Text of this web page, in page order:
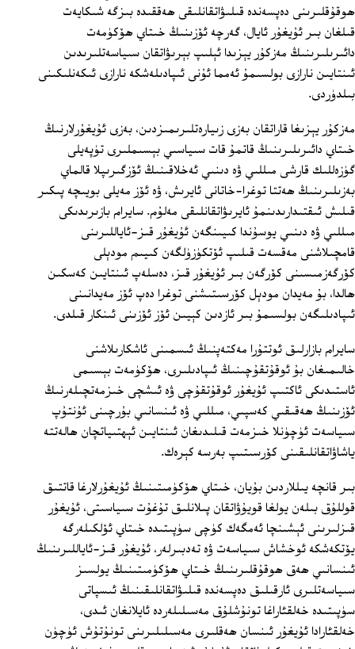
ھوقۇقلىرىنى دەپسەندە قىلىۋاتقانلىقى ھەققىدە بىزگە شىكايەت
قىلغان بىر ئۇيغۇر ئايال، گەرچە ئۆزىنىڭ خىتاي ھۆكۈمەت
دائىرىلىرىنىڭ مەزكۇر يېزىدا ئېلىپ بېرىۋاتقان سىياسەتلىرىدىن
ئىنتايىن نارازى بولسىمۇ ئەمما ئۇنى ئىپادىلەشكە نارازى ئىكەنلىكىنى
بىلدۈردى.
مەزكۇر يېزىغا قاراتقان بەزى زىيارەتلىرىمىزدىن، بەزى ئۇيغۇرلارنىڭ
خىتاي دائىرىلىرىنىڭ قاتمۇ قات سىياسىي بېسىملىرى تۈپەيلى
گۈزەللىك قارشى مىللىي ۋە دىنىي ئەخلاقىنىڭ ئۆزگىرىپلا قالماي
بەزىلىرىنىڭ ھەتتا توغرا-خاتانى ئايرىش، ۋە ئۆز مەيلى بويىچە پىكىر
قىلىش ئىقتىدارىدىنمۇ ئايرىۋاتقانلىقى مەلۇم. سايرام بازىرىدىكى
مىللىي ۋە دىنىي يوسۇندا كىيىنگەن ئۇيغۇر قىز-ئاياللىرىنى
قامچىلاشنى مەقسەت قىلىپ ئۆتكۈزۈلگەن كىيىم مودېلى
كۆرگەزمىسىنى كۆرگەن بىر ئۇيغۇر قىز، دەسلەپ ئىنتايىن كەسكىن
ھالدا، بۇ مەيدان مودېل كۆرسىتىشنى توغرا دەپ ئۆز مەيدانىنى
ئىپادىلىگەن بولسىمۇ بىر ئازدىن كېيىن ئۆز ئۆزىنى ئىنكار قىلدى.
سايرام بازارلىق ئوتتۇرا مەكتەپنىڭ ئىسمىنى ئاشكارىلاشنى
خالىمىغان بۇ ئوقۇتقۇچىنىڭ ئىپادىلىرى، ھۆكۈمەت بېسىمى
ئاستىدىكى ئاكتىپ ئۇيغۇر ئوقۇتقۇچى ۋە ئىشچى خىزمەتچىلەرنىڭ
ئۆزىنىڭ ھەقىقىي كەسپىي، مىللىي ۋە ئىنسانىي بۇرچىنى ئۇنتۇپ
سىياسەت ئۈچۈنلا خىزمەت قىلىدىغان ئىنتايىن ئېھتىياتچان ھالەتتە
ياشاۋاتقانلىقىنى كۆرسىتىپ بەرسە كېرەك.
بىر قانچە يىللاردىن بۇيان، خىتاي ھۆكۈمىتىنىڭ ئۇيغۇرلارغا قاتتىق
قوللۇق بىلەن يولغا قويۇۋاتقان پىلانلىق تۇغۇت سىياسىتى، ئۇيغۇر
قىزلىرىنى ئېشىنچا ئەمگەك كۈچى سۈپىتىدە خىتاي ئۆلكىلەرگە
يۆتكەشكە ئوخشاش سىياسەت ۋە تەدبىرلەر، ئۇيغۇر قىز-ئاياللىرىنىڭ
ئىنسانىي ھەق ھوقۇقلىرىنىڭ خىتاي ھۆكۈمىتىنىڭ يولسىز
سىياسەتلىرى ئارقىلىق دەپسەندە قىلىۋاتقانلىقىنىڭ ئىسپاتى
سۈپىتىدە خەلقئاراغا تونۇشلۇق مەسىلىلەردە ئايلانغان ئىدى،
خەلقئارادا ئۇيغۇر ئىنسان ھەقلىرى مەسىلىلىرىنى تونۇتۇش ئۈچۈن